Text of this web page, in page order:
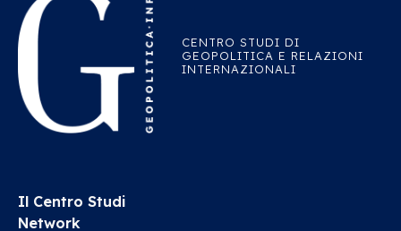
CENTRO STUDI DI
GEOPOLITICA E RELAZIONI
INTERNAZIONALI
Il Centro Studi
Network